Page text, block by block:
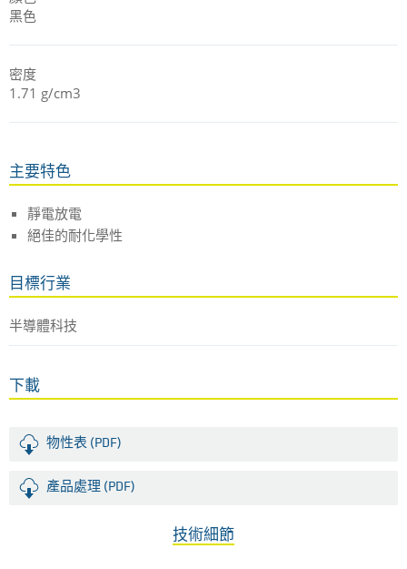
黑色
密度
1.71 g/cm3
主要特色
靜電放電
絕佳的耐化學性
目標行業
半導體科技
下載
物性表 (PDF)
產品處理 (PDF)
技術細節